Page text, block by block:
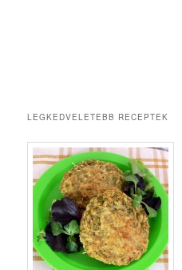
LEGKEDVELETEBB RECEPTEK